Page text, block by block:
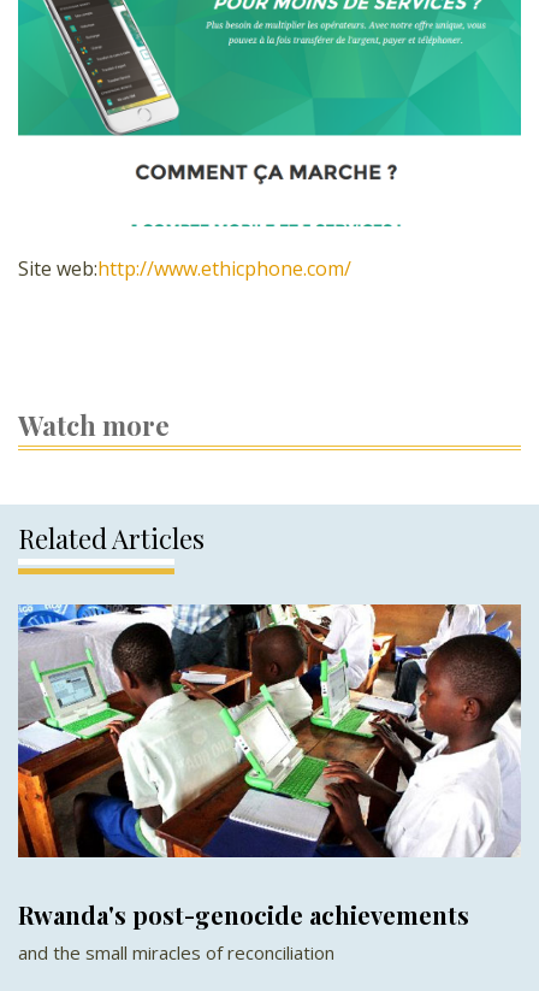
Site web:http://www.ethicphone.com/
Watch more
Related Articles
Rwanda's post-genocide achievements
and the small miracles of reconciliation